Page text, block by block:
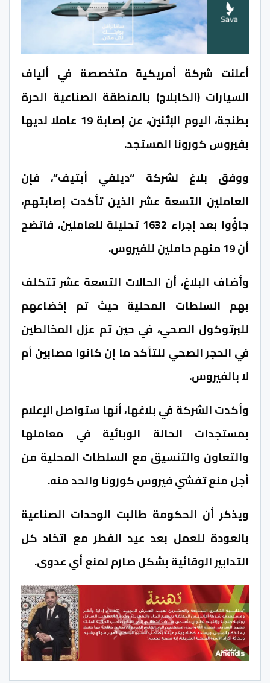
أعلنت شركة أمريكية متخصصة في ألياف
السيارات (الكابلاج) بالمنطقة الصناعية الحرة
بطنجة، اليوم الإثنين، عن إصابة 19 عاملا لديها
بفيروس كورونا المستجد.
ووفق بلاغ لشركة “ديلفي أبتيف”، فإن
العاملين التسعة عشر الذين تأكدت إصابتهم،
جاؤُوا بعد إجراء 1632 تحليلة للعاملين، فاتضح
أن 19 منهم حاملين للفيروس.
وأضاف البلاغ، أن الحالات التسعة عشر تتكلف
بهم السلطات المحلية حيث تم إخضاعهم
للبرتوكول الصحي، في حين تم عزل المخالطين
في الحجر الصحي للتأكد ما إن كانوا مصابين أم
لا بالفيروس.
وأكدت الشركة في بلاغها، أنها ستواصل الإعلام
بمستجدات الحالة الوبائية في معاملها
والتعاون والتنسيق مع السلطات المحلية من
أجل منع تفشي فيروس كورونا والحد منه.
ويذكر أن الحكومة طالبت الوحدات الصناعية
بالعودة للعمل بعد عيد الفطر مع اتخاد كل
التدابير الوقائية بشكل صارم لمنع أي عدوى.